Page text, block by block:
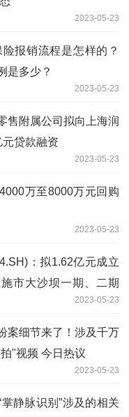
2023-05-23
报销流程是怎样的？
是多少？
2023-05-23
售附属公司拟向上海润
贷款融资
2023-05-23
万至8000万元回购
2023-05-23
：拟1.62亿元成立
市大沙坝一期、二期
厂及配套管网工程特许
2023-05-23
案细节来了！涉及千万
"视频 今日热议
2023-05-23
静脉识别”涉及的相关